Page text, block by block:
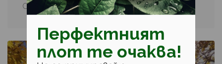
Перфектният
плот те очаква!
София, ж.к Младост 4